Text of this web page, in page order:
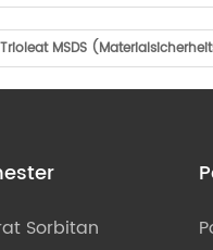
MSDS
Sorbitan